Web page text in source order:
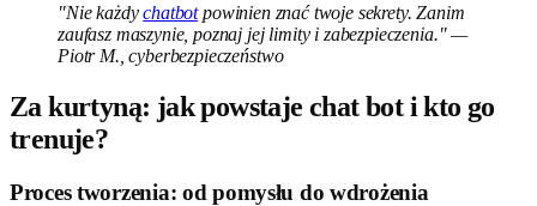
"Nie każdychatbotpowinien znać twoje sekrety. Zanim
zaufasz maszynie, poznaj jej limity i zabezpieczenia." —
Piotr M., cyberbezpieczeństwo
Za kurtyną: jak powstaje chat bot i kto go
trenuje?
Proces tworzenia: od pomysłu do wdrożenia